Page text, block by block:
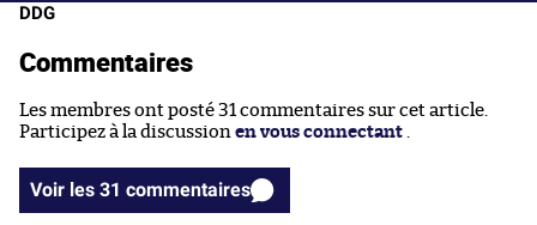
DDG
Commentaires
Les membres ont posté 31 commentaires sur cet article.
Participez à la discussion en vous connectant
Voir les 31 commentaires